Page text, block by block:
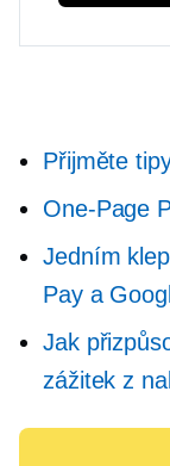
Přijměte
One-Page
Jedním
Pay a
Jak
zážitek z